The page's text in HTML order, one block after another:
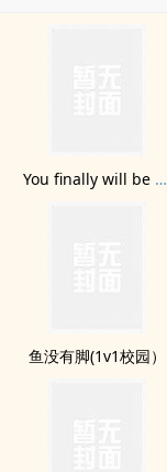
You finally will be mine（GL futa 1v1）
鱼没有脚(1v1校园）